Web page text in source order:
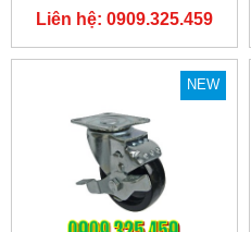
Liên hệ: 0909.325.459
NEW